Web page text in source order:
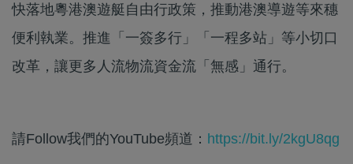
快落地粵港澳遊艇自由行政策，推動港澳導遊等來穗
便利執業。推進「一簽多行」「一程多站」等小切口
改革，讓更多人流物流資金流「無感」通行。
請Follow我們的YouTube頻道： https://bit.ly/2kgU8qg